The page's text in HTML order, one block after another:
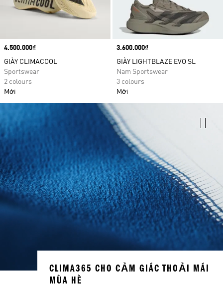
Price
4.500.000₫
GIÀY CLIMACOOL
Sportswear
2 colours
Mới
Price
3.600.000₫
GIÀY LIGHTBLAZE EVO SL
Nam Sportswear
3 colours
Mới
CLIMA365 CHO CẢM GIÁC THOẢI MÁI
MÙA HÈ